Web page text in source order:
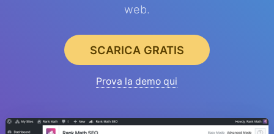
web.
SCARICA GRATIS
Prova la demo qui